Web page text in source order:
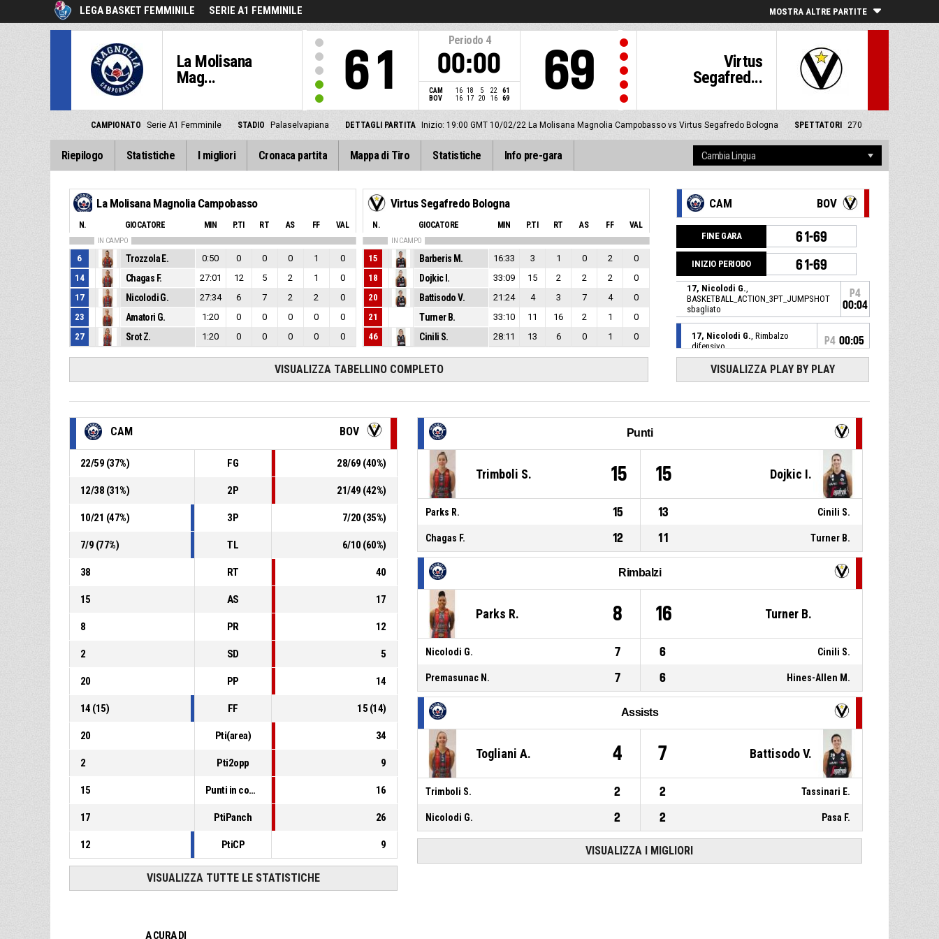
LEGA BASKET FEMMINILE SERIE A1 FEMMINILE MOSTRA ALTRE PARTITE
La Molisana
Mag...
61
Periodo 4
00:00
CAM 16 18 5 22
61
BOV
16 17 20 16 69
Virtus
Segafred...
69
CAMPIONATO Serie A1 Femminile STADIO Palaselvapiana DETTAGLI PARTITA Inizio: 19:00 GMT 10/02/22 La Molisana Magnolia Campobasso vs Virtus Segafredo Bologna SPETTATORI 270
Riepilogo Statistiche I migliori Cronaca partita Mappa di Tiro Statistiche Info pre-gara
La Molisana Magnolia Campobasso
N. GIOCATORE MIN P.TI RT AS FF VAL
IN CAMPO
6 Trozzola E. 0:50 0 0 0 1
0
14
Chagas F. 27:01 12 5 2 1
0
17
Nicolodi G. 27:34 6 7 2 2
0
23
Amatori G. 1:20 0 0 0 0
0
27
Srot Z. 1:20 0 0 0 0 0
Virtus Segafredo Bologna
N. GIOCATORE MIN P.TI RT AS FF VAL
IN CAMPO
15 Barberis M. 16:33 3 1 0 2
0
18
Dojkic I. 33:09 15 2 2 2
0
20
Battisodo V. 21:24 4 3 7 4
0
21
Turner B. 33:10 11 16 2 1
0
46
Cinili S. 28:11 13 6 0 1 0
VISUALIZZA TABELLINO COMPLETO
CAM BOV
FINE GARA 61-69
INIZIO PERIODO 61-69
17, Nicolodi G.,
BASKETBALL_ACTION_3PT_JUMPSHOT
sbagliato
P4
00:04
17, Nicolodi G., Rimbalzo
difensivo
P4 00:05
46, Cinili S.
BASKETBALL_ACTION_3PT_JUMPSHOT
Timeout Pieno
BASKETBALL_ACTION_3PT_JUMPSHOT
La Molisana Magnolia Campobasso-
sotto di 8
00:19
61-
69
P400:28
, Passaggio
20, Battisodo V., Fallo subito
VISUALIZZA PLAY BY PLAY
CAM BOV
22/59 (37%) FG 28/69 (40%)
12/38 (31%) 2P 21/49 (42%)
10/21 (47%) 3P 7/20 (35%)
7/9 (77%) TL 6/10 (60%)
38 RT 40
15 AS 17
8 PR 12
2 SD 5
20 PP 14
14 (15) FF 15 (14)
20 Pti(area) 34
2 Pti2opp 9
15 Punti in contropiede 16
17 PtiPanch 26
12 PtiCP 9
VISUALIZZA TUTTE LE STATISTICHE
Punti
Trimboli S. 15 15 Dojkic I.
Parks R. 15 13 Cinili S.
Chagas F. 12 11 Turner B.
Rimbalzi
Parks R. 8 16 Turner B.
Nicolodi G. 7 6 Cinili S.
Premasunac N. 7 6 Hines-Allen M.
Assists
Togliani A. 4 7 Battisodo V.
Trimboli S. 2 2 Tassinari E.
Nicolodi G. 2 2 Pasa F.
VISUALIZZA I MIGLIORI
A CURA DI